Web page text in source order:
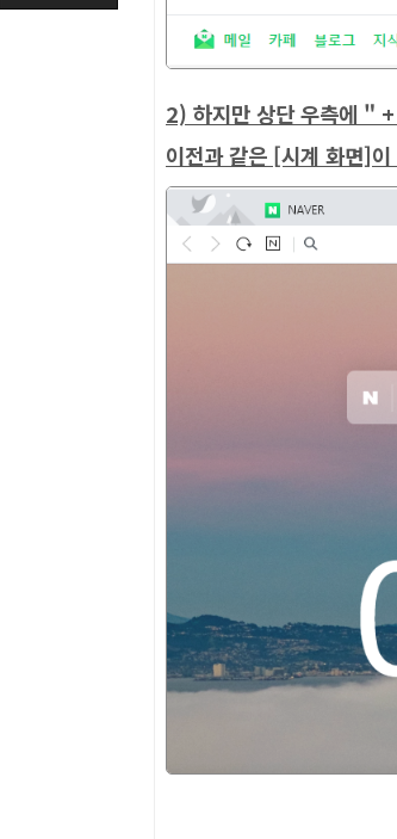
2) 하지만 상단 우측에 "
이전과 같은 [시계 화면]